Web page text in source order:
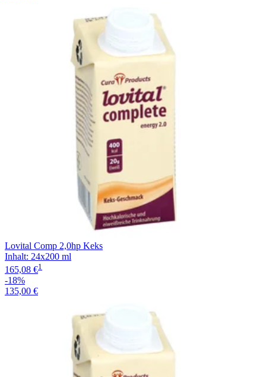
Lovital Comp 2,0hp Keks
Inhalt: 24x200 ml
165,08 €1
-18%
135,00 €